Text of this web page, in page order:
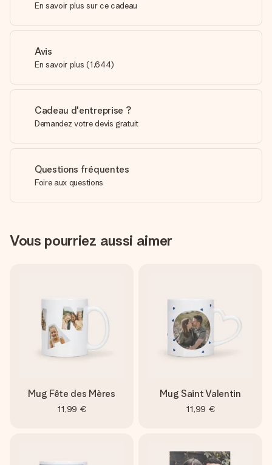
En savoir plus sur ce cadeau
Avis
En savoir plus (1,644)
Cadeau d'entreprise ?
Demandez votre devis gratuit
Questions fréquentes
Foire aux questions
Vous pourriez aussi aimer
Mug Fête des Mères
11,99 €
Mug Saint Valentin
11,99 €